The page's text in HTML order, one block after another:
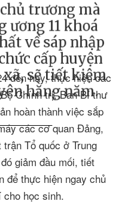
trương mà
ương 11 khoá
về sáp nhập
cấp huyện
xã, sẽ tiết kiệm
hằng năm.
đến nay, thực hiện các
Chính trị, Ban Bí thư
hoàn thành việc sắp
các cơ quan Đảng,
Tổ quốc ở Trung
giảm đầu mối, tiết
để thực hiện ngay chủ
học sinh.